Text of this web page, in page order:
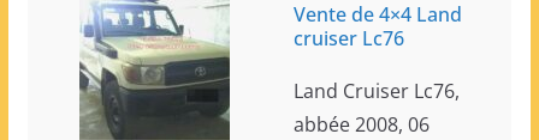
Vente de 4×4 Land
cruiser Lc76
Land Cruiser Lc76,
abbée 2008, 06